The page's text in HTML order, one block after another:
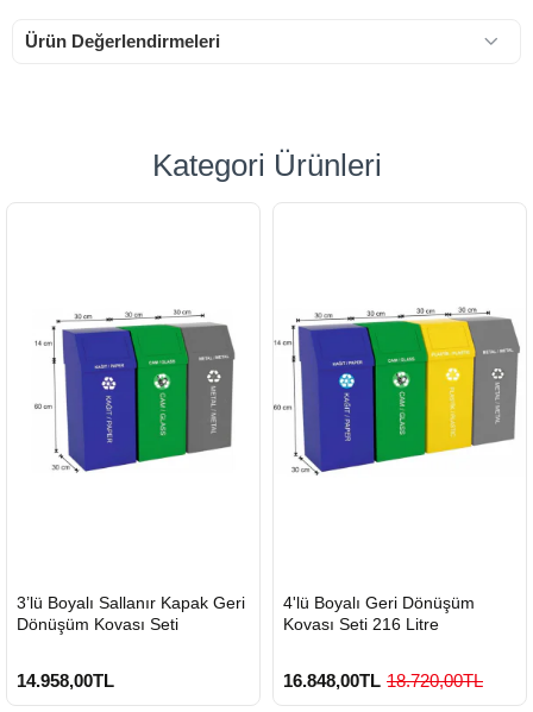
Ürün Değerlendirmeleri
Kategori Ürünleri
GÖNDERİ
3’lü Boyalı Sallanır Kapak Geri
Dönüşüm Kovası Seti
14.958,00TL
GÖNDERİ
4'lü Boyalı Geri Dönüşüm
Kovası Seti 216 Litre
16.848,00TL 18.720,00TL